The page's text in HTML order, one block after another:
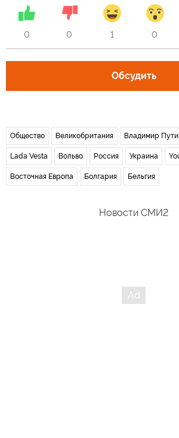
0 0 1 0
Обсудить
Общество Великобритания Владимир
Lada Vesta Вольво Россия Украина
Восточная Европа Болгария Бельгия
Новости СМИ2